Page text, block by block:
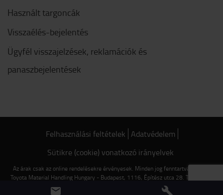
Használt targoncák
Visszaélés-bejelentés
Ügyfél visszajelzések, reklamációk és
panaszbejelentések
Felhasználási feltételek Adatvédelem
Sütikre (cookie) vonatkozó irányelvek
Az árak csak az online rendelésekre érvényesek. Minden jog fenntartva © 2022
Toyota Material Handling Hungary - Budapest, 1116, Építész utca 28. Tel.: +36 1